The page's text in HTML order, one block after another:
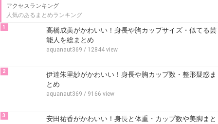
アクセスランキング
人気のあるまとめランキング
1
高橋成美がかわいい！身長や胸カップサイズ・似てる芸
能人を総まとめ
aquanaut369 / 12844 view
2
伊達朱里紗がかわいい！身長や胸カップ数・整形疑惑ま
とめ
aquanaut369 / 9166 view
3
安田祐香がかわいい！身長と体重・カップ数や美脚まと